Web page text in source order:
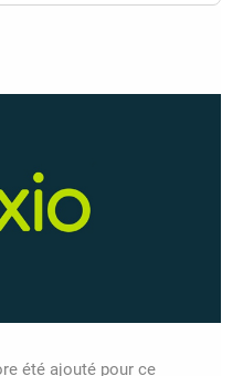
été ajouté pour ce